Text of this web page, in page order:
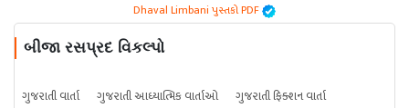
Dhaval Limbani પુસ્તકો PDF
બીજા રસપ્રદ વિકલ્પો
ગુજરાતી વાર્તા ગુજરાતી આધ્યાત્મિક વાર્તાઓ
ગુજરાતી ફિક્શન વાર્તા